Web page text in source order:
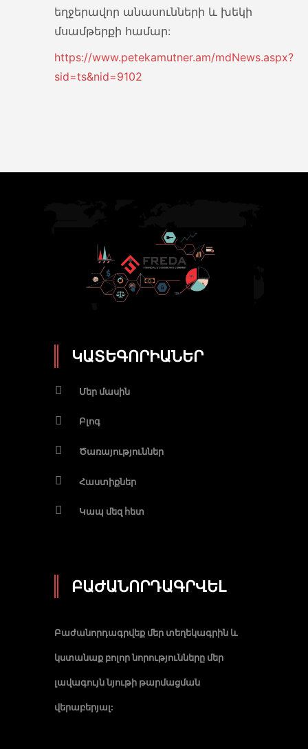
եղջերավոր անասունների և խեկի
մսամթերքի համար:
https://www.petekamutner.am/mdNews.aspx?
sid=ts&nid=9102
ԿԱՏԵԳՈՐԻԱՆԵՐ
Մեր մասին
Բլոգ
Ծառայություններ
Հաստիքներ
Կապ մեզ հետ
ԲԱԺԱՆՈՐԴԱԳՐՎԵԼ
Բաժանորդագրվեք մեր տեղեկագրին և
կստանաք բոլոր նորությունները մեր
լավագույն նյութի թարմացման
վերաբերյալ: